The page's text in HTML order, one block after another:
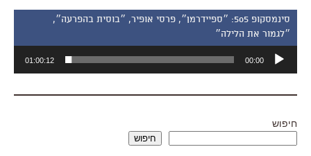
סינמסקופ 505: ״ספיידרמן״, פרסי אופיר, ״בוסית בהפרעה״,
״לגמור את הלילה״
אודיו
00:00
01:00:12
חיפוש
חיפוש